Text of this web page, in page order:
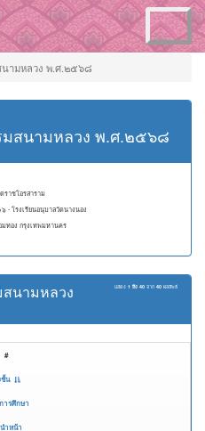
Toggle
navigation
ามหลวง พ.ศ.๒๕๖๘
มสนามหลวง พ.ศ.๒๕๖๘
ราชโอรสาราม
- โรงเรียนอนุบาลวัดนางนอง
มทอง กรุงเทพมหานคร
แสดง 1 ถึง 40 จาก 40 ผลลัพธ์
นามหลวง
#
น
ารศึกษา
ำหน้า